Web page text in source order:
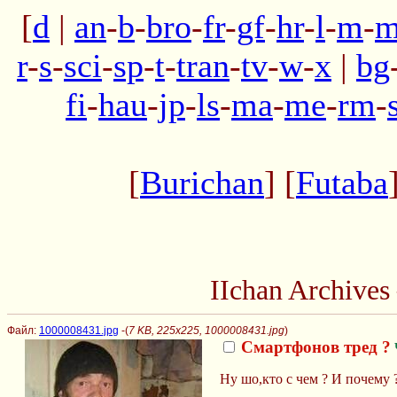
[d | an-b-bro-fr-gf-hr-l-m-
r-s-sci-sp-t-tran-tv-w-x | bg
fi-hau-jp-ls-ma-me-rm-
[Burichan] [Futaba
IIchan
Файл: 1000008431.jpg -(7 KB, 225x225, 1000008431.jpg)
Смартфонов тред ?
Ну шо,кто с чем ? И почему